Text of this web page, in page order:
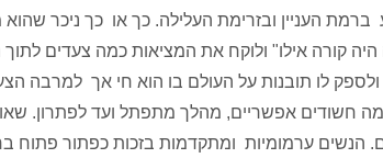
העניין ובזרימת העלילה. כך או כך ניכר
קורה אילו" ולוקח את המציאות כמה צעדים לתוך
ולספק לו תובנות על העולם בו הוא חי אך
חשודים אפשריים, מהלך מתפתל ועד לפתרון.
הנשים ערמומיות ומתקדמות בזכות כפתור פתוח